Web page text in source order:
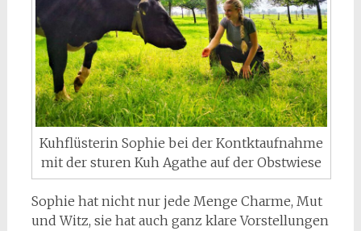
Kuhflüsterin Sophie bei der Kontktaufnahme
mit der sturen Kuh Agathe auf der Obstwiese
Sophie hat nicht nur jede Menge Charme, Mut
und Witz, sie hat auch ganz klare Vorstellungen